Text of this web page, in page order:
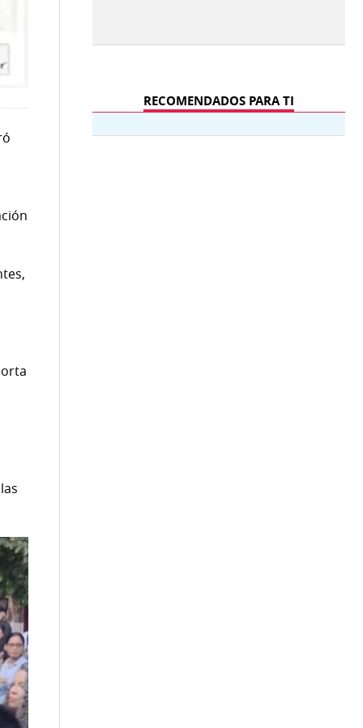
RECOMENDADOS PARA TI